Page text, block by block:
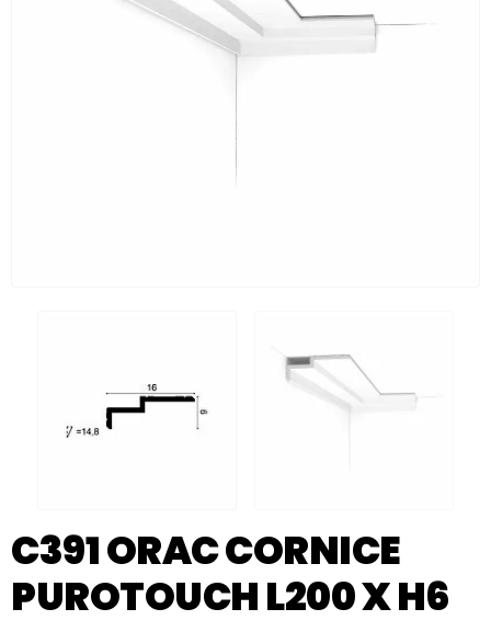
C391 ORAC CORNICE
PUROTOUCH L200 X H6